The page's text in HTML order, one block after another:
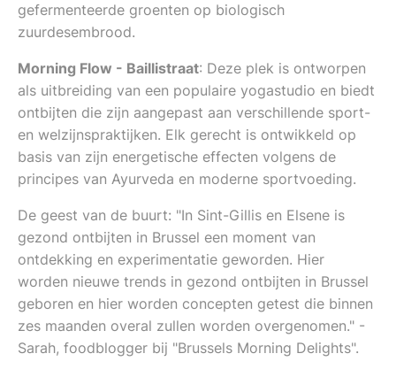
gefermenteerde groenten op biologisch
zuurdesembrood.
Morning Flow - Baillistraat: Deze plek is ontworpen
als uitbreiding van een populaire yogastudio en biedt
ontbijten die zijn aangepast aan verschillende sport-
en welzijnspraktijken. Elk gerecht is ontwikkeld op
basis van zijn energetische effecten volgens de
principes van Ayurveda en moderne sportvoeding.
De geest van de buurt: "In Sint-Gillis en Elsene is
gezond ontbijten in Brussel een moment van
ontdekking en experimentatie geworden. Hier
worden nieuwe trends in gezond ontbijten in Brussel
geboren en hier worden concepten getest die binnen
zes maanden overal zullen worden overgenomen." -
Sarah, foodblogger bij "Brussels Morning Delights".